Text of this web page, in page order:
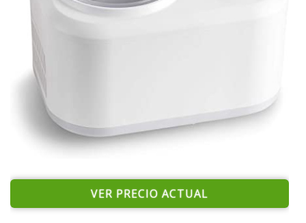
VER PRECIO ACTUAL